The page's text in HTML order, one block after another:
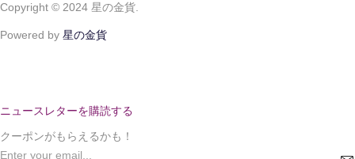
Copyright © 2024 星の金貨.
Powered by 星の金貨
ニュースレターを購読する
クーポンがもらえるかも！